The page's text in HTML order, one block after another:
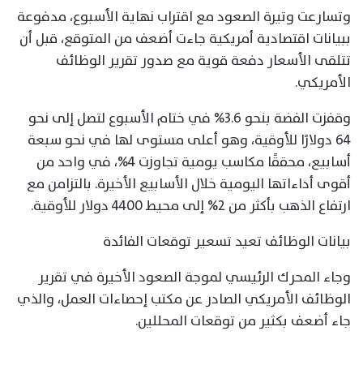
وتسارعت وتيرة الصعود مع اقتراب نهاية الأسبوع، مدفوعة
ببيانات اقتصادية أمريكية جاءت أضعف من المتوقع، قبل أن
تتلقى الأسعار دفعة قوية مع صدور تقرير الوظائف
الأمريكي.
وقفزت الفضة بنحو 3.6% في ختام الأسبوع لتصل إلى نحو
64 دولارًا للأوقية، وهو أعلى مستوى لها في نحو سبعة
أسابيع، محققًا مكاسب يومية تجاوزت 4%، في واحد من
أقوى أداءاتها اليومية خلال الأسابيع الأخيرة. بالتزامن مع
ارتفاع الذهب بأكثر من 2% إلى محيط 4400 دولار للأوقية.
بيانات الوظائف تعيد تسعير توقعات الفائدة
وجاء المحرك الرئيسي لموجة الصعود الأخيرة في تقرير
الوظائف الأمريكي الصادر عن مكتب إحصاءات العمل، والذي
جاء أضعف بكثير من توقعات المحللين.